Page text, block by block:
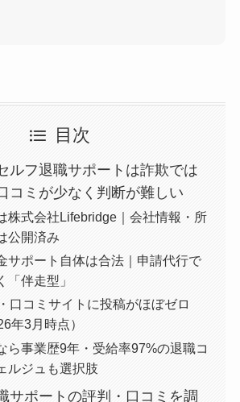
目次
ルフ退職サポートは詐欺では
コミが少なく判断が難しい
株式会社Lifebridge｜会社情報・所
公開済み
サポート自体は合法｜申請代行で
「伴走型」
口コミサイトに投稿がほぼゼロ
年3月時点）
ら事業歴9年・受給率97%の退職コ
ルジュも選択肢
サポートの評判・口コミを調